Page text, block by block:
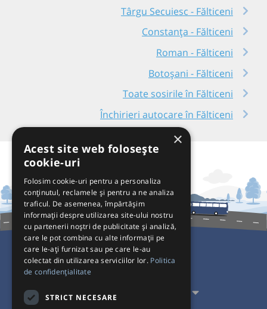
Târgu Secuiesc - Fălticeni
Constanța - Fălticeni
Roman - Fălticeni
Botoșani - Fălticeni
Toate sosirile în Fălticeni
Închirieri autocare în Fălticeni
Pentru Călători
Pentru Transportatori
×
Acest site web folosește
cookie-uri
Folosim cookie-uri pentru a personaliza
conținutul, reclamele și pentru a ne analiza
traficul. De asemenea, împărtășim
informații despre utilizarea site-ului nostru
cu partenerii noștri de publicitate și analiză,
care le pot combina cu alte informații pe
care le-ați furnizat sau pe care le-au
colectat din utilizarea serviciilor lor. Politica
de confidențialitate
STRICT NECESARE